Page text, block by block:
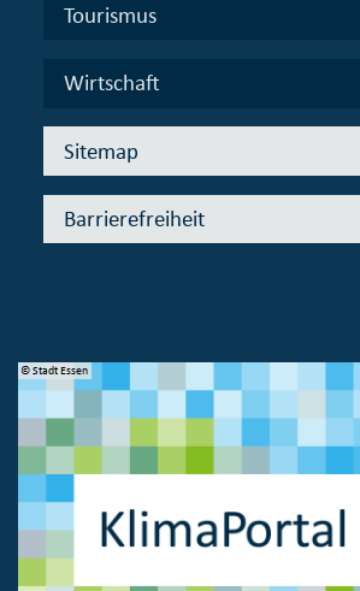
Tourismus
Wirtschaft
Sitemap
Barrierefreiheit
© Stadt Essen